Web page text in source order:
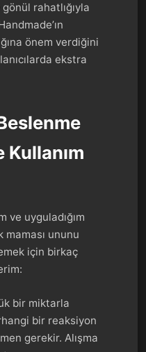
rahatlığıyla
önem verdiğini
ekstra
Kullanım
ve uyguladığım
maması ununu
için birkaç
bir miktarla
bir reaksiyon
gerekir. Alışma